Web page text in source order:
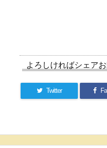
よろしければシェア
Twitter